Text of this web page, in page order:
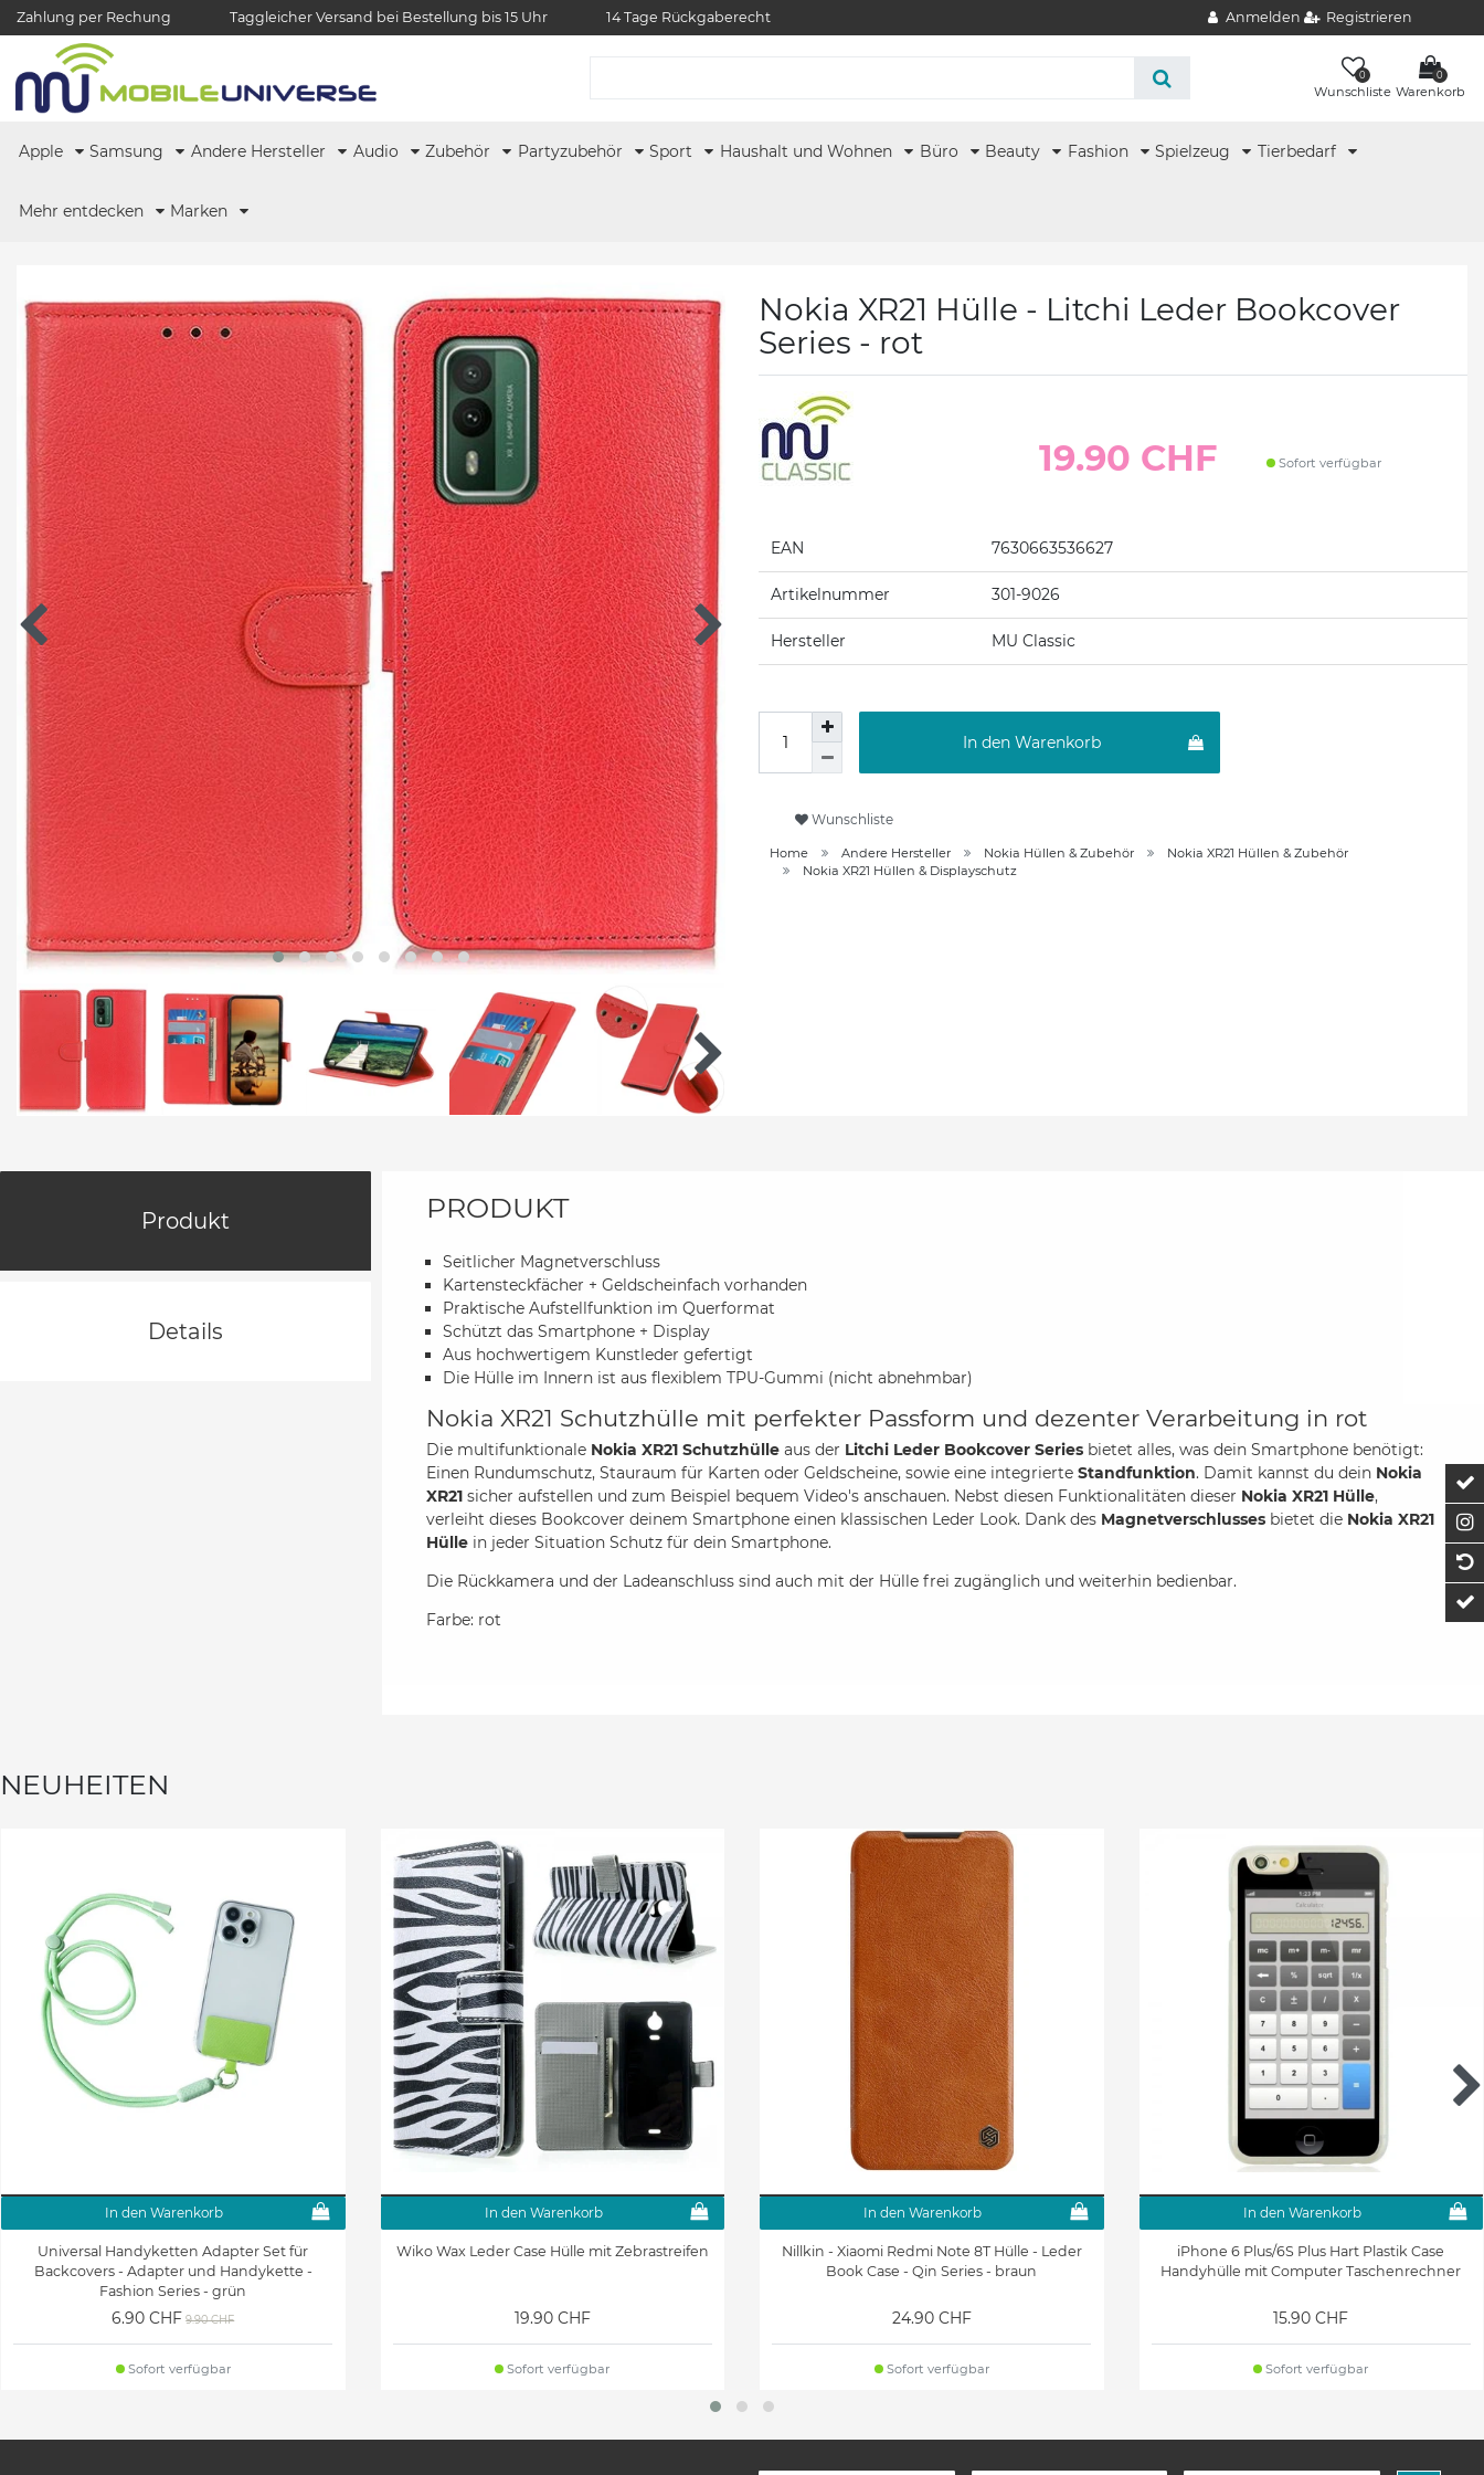
Zahlung per Rechung Taggleicher Versand bei Bestellung bis 15 Uhr 14 Tage Rückgaberecht Anmelden Registrieren
0
Wunschliste
0
Warenkorb
Apple Samsung Andere Hersteller Audio Zubehör Partyzubehör Sport Haushalt und Wohnen Büro Beauty Fashion Spielzeug Tierbedarf
Mehr entdecken Marken
Nokia XR21 Hülle - Litchi Leder Bookcover
Series - rot
19.90 CHF Sofort verfügbar
EAN 7630663536627
Artikelnummer 301-9026
Hersteller MU Classic
In den Warenkorb
Wunschliste
Home Andere Hersteller Nokia Hüllen & Zubehör
Nokia XR21 Hüllen & Zubehör
Nokia XR21 Hüllen & Displayschutz
Produkt
Details
PRODUKT
Seitlicher Magnetverschluss
Kartensteckfächer + Geldscheinfach vorhanden
Praktische Aufstellfunktion im Querformat
Schützt das Smartphone + Display
Aus hochwertigem Kunstleder gefertigt
Die Hülle im Innern ist aus flexiblem TPU-Gummi (nicht abnehmbar)
Nokia XR21 Schutzhülle mit perfekter Passform und dezenter Verarbeitung in rot
Die multifunktionale Nokia XR21 Schutzhülle aus der Litchi Leder Bookcover Series bietet alles, was dein Smartphone benötigt:
Einen Rundumschutz, Stauraum für Karten oder Geldscheine, sowie eine integrierte Standfunktion. Damit kannst du dein Nokia
XR21 sicher aufstellen und zum Beispiel bequem Video's anschauen. Nebst diesen Funktionalitäten dieser Nokia XR21 Hülle,
verleiht dieses Bookcover deinem Smartphone einen klassischen Leder Look. Dank des Magnetverschlusses bietet die Nokia XR21
Hülle in jeder Situation Schutz für dein Smartphone.
Die Rückkamera und der Ladeanschluss sind auch mit der Hülle frei zugänglich und weiterhin bedienbar.
Farbe: rot
NEUHEITEN
In den Warenkorb
Universal Handyketten Adapter Set für
Backcovers - Adapter und Handykette -
Fashion Series - grün
6.90 CHF 9.90 CHF
Sofort verfügbar
In den Warenkorb
Wiko Wax Leder Case Hülle mit Zebrastreifen
19.90 CHF
Sofort verfügbar
In den Warenkorb
Nillkin - Xiaomi Redmi Note 8T Hülle - Leder
Book Case - Qin Series - braun
24.90 CHF
Sofort verfügbar
In den Warenkorb
iPhone 6 Plus/6S Plus Hart Plastik Case
Handyhülle mit Computer Taschenrechner
15.90 CHF
Sofort verfügbar